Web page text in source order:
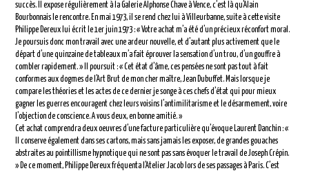
succès. Il expose régulièrement à la Galerie Alphonse Chave à Vence, c’est là qu’Alain
Bourbonnais le rencontre. En mai 1973, il se rend chez lui à Villeurbanne, suite à cette visite
Philippe Dereux lui écrit le 1er juin 1973 : « Votre achat m’a été d’un précieux réconfort moral.
Je poursuis donc mon travail avec une ardeur nouvelle, et d’autant plus activement que le
départ d’une quinzaine de tableaux m’a fait éprouver la sensation d’un trou, d’un gouffre à
combler rapidement. » Il poursuit : « Cet état d’âme, ces pensées ne sont pas tout à fait
conformes aux dogmes de l’Art Brut de mon cher maître, Jean Dubuffet. Mais lorsque je
compare les théories et les actes de ce dernier je songe à ces chefs d’état qui pour mieux
gagner les guerres encouragent chez leurs voisins l’antimilitarisme et le désarmement, voire
l’objection de conscience. A vous deux, en bonne amitié. »
Cet achat comprendra deux oeuvres d’une facture particulière qu’évoque Laurent Danchin : «
Il conserve également dans ses cartons, mais sans jamais les exposer, de grandes gouaches
abstraites au pointillisme hypnotique qui ne sont pas sans évoquer le travail de Joseph Crépin.
» De ce moment, Philippe Dereux fréquenta l’Atelier Jacob lors de ses passages à Paris. C’est